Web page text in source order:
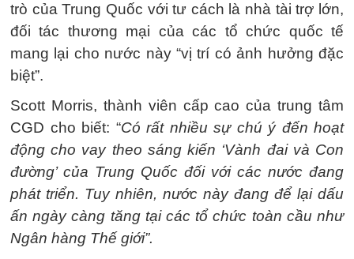
trò của Trung Quốc với tư cách là nhà tài trợ lớn,
đối tác thương mại của các tổ chức quốc tế
mang lại cho nước này “vị trí có ảnh hưởng đặc
biệt”.
Scott Morris, thành viên cấp cao của trung tâm
CGD cho biết: “Có rất nhiều sự chú ý đến hoạt
động cho vay theo sáng kiến ‘Vành đai và Con
đường’ của Trung Quốc đối với các nước đang
phát triển. Tuy nhiên, nước này đang để lại dấu
ấn ngày càng tăng tại các tổ chức toàn cầu như
Ngân hàng Thế giới”.